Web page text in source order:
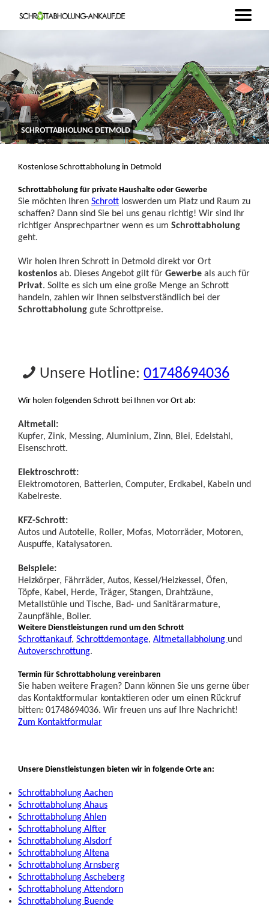
SCHROTTABHOLUNG DETMOLD
Kostenlose Schrottabholung in Detmold
Schrottabholung für private Haushalte oder Gewerbe
Sie möchten Ihren Schrott loswerden um Platz und Raum zu
schaffen? Dann sind Sie bei uns genau richtig! Wir sind Ihr
richtiger Ansprechpartner wenn es um Schrottabholung
geht.
Wir holen Ihren Schrott in Detmold direkt vor Ort
kostenlos ab. Dieses Angebot gilt für Gewerbe als auch für
Privat. Sollte es sich um eine große Menge an Schrott
handeln, zahlen wir Ihnen selbstverständlich bei der
Schrottabholung gute Schrottpreise.
Unsere Hotline:01748694036
Wir holen folgenden Schrott bei Ihnen vor Ort ab:
Altmetall:
Kupfer, Zink, Messing, Aluminium, Zinn, Blei, Edelstahl,
Eisenschrott.
Elektroschrott:
Elektromotoren, Batterien, Computer, Erdkabel, Kabeln und
Kabelreste.
KFZ-Schrott:
Autos und Autoteile, Roller, Mofas, Motorräder, Motoren,
Auspuffe, Katalysatoren.
Beispiele:
Heizkörper, Fährräder, Autos, Kessel/Heizkessel, Öfen,
Töpfe, Kabel, Herde, Träger, Stangen, Drahtzäune,
Metallstühle und Tische, Bad- und Sanitärarmature,
Zaunpfähle, Boiler.
Weitere Dienstleistungen rund um den Schrott
Schrottankauf, Schrottdemontage, Altmetallabholung und
Autoverschrottung.
Termin für Schrottabholung vereinbaren
Sie haben weitere Fragen? Dann können Sie uns gerne über
das Kontaktformular kontaktieren oder um einen Rückruf
bitten: 01748694036. Wir freuen uns auf Ihre Nachricht!
Zum Kontaktformular
Unsere Dienstleistungen bieten wir in folgende Orte an:
Schrottabholung Aachen
Schrottabholung Ahaus
Schrottabholung Ahlen
Schrottabholung Alfter
Schrottabholung Alsdorf
Schrottabholung Altena
Schrottabholung Arnsberg
Schrottabholung Ascheberg
Schrottabholung Attendorn
Schrottabholung Buende